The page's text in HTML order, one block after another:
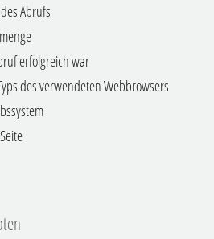
Abrufs
erfolgreich war
des verwendeten Webbrowsers